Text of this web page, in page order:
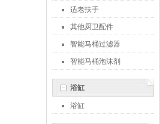
适老扶手
其他厨卫配件
智能马桶过滤器
智能马桶泡沫剂
浴缸
浴缸